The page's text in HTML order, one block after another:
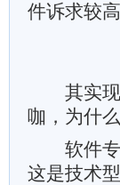
件诉求较
其实现
咖，为什
软件专
这是技术